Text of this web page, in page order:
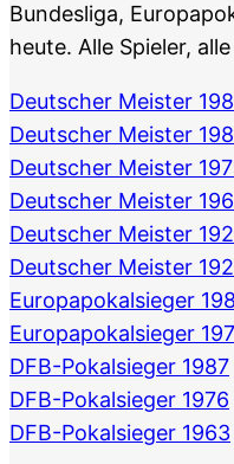
Bundesliga,
heute. Alle Spieler,
Deutscher Meister
Deutscher Meister
Deutscher Meister
Deutscher Meister
Deutscher Meister
Deutscher Meister
Europapokalsieger
Europapokalsieger
DFB-Pokalsieger 1987
DFB-Pokalsieger 1976
DFB-Pokalsieger 1963